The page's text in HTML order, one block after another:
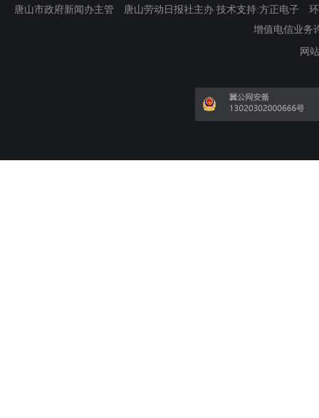
唐山市政府新闻办主管 唐山劳动日报社主办 技术支持:方正电子
增值电信业务
网